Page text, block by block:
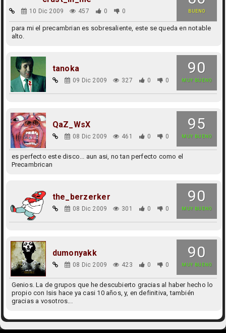
BUENO
10 Dic 2009 457 0 0
para mi el precambrian es sobresaliente, este se queda en notable
alto.
90
MUY BUENO
tanoka
09 Dic 2009 327 0 0
95
MUY BUENO
QaZ_WsX
08 Dic 2009 461 0 0
es perfecto este disco... aun asi, no tan perfecto como el
Precambrican
90
MUY BUENO
the_berzerker
08 Dic 2009 301 0 0
90
MUY BUENO
dumonyakk
08 Dic 2009 423 0 0
Genios. La de grupos que he descubierto gracias al haber hecho lo
propio con Isis hace ya casi 10 años, y, en definitiva, también
gracias a vosotros...